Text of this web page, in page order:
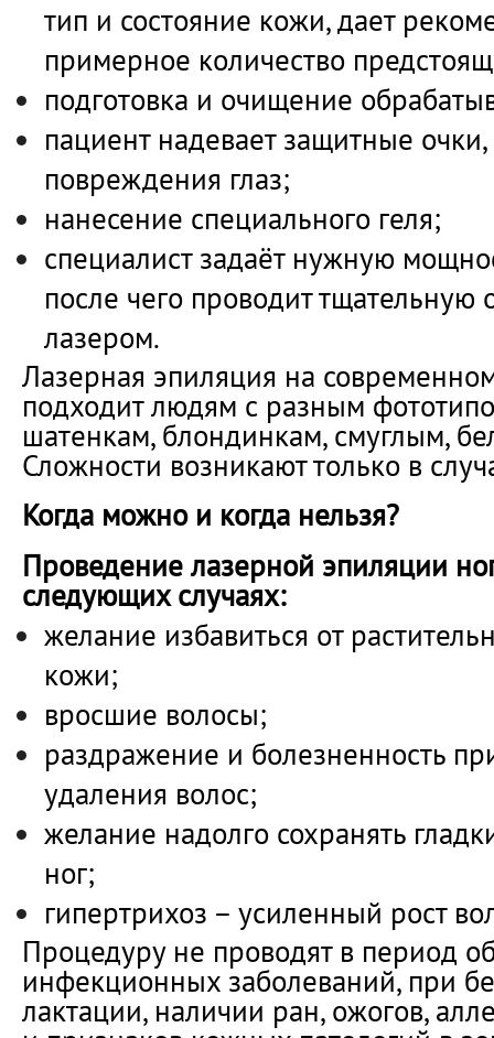
тип и состояние кожи, дает
примерное количество
подготовка и очищение
пациент надевает защитные
повреждения глаз;
нанесение специального геля;
специалист задаёт нужную
после чего проводит тщательную
лазером.
Лазерная эпиляция на
подходит людям с разным
шатенкам, блондинкам, смуглым,
Сложности возникают только в
Когда можно и когда нельзя?
Проведение лазерной эпиляции
следующих случаях:
желание избавиться от
кожи;
вросшие волосы;
раздражение и болезненность
удаления волос;
желание надолго сохранять
ног;
гипертрихоз – усиленный рост
Процедуру не проводят в период
инфекционных заболеваний, при
лактации, наличии ран, ожогов,